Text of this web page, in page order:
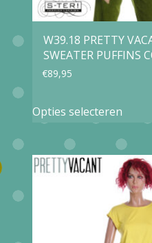
W39.18 PRETTY
SWEATER PUFFINS
€89,95
Opties selecteren
heeft
Deze
optie